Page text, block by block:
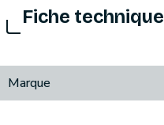
Fiche technique
Marque